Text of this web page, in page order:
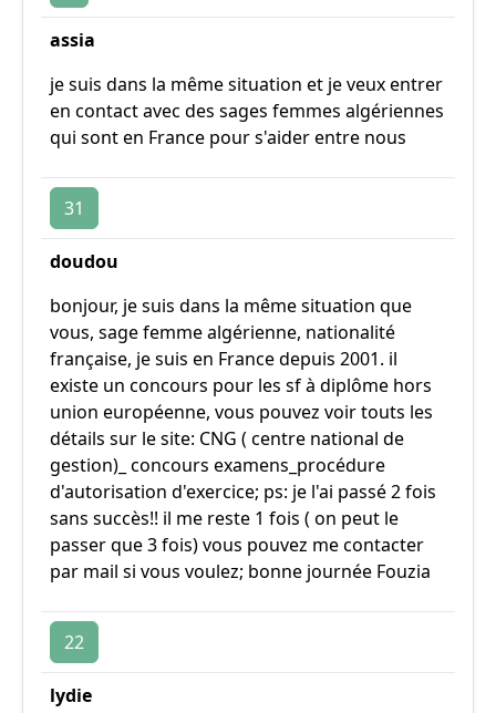
assia
je suis dans la même situation et je veux entrer
en contact avec des sages femmes algériennes
qui sont en France pour s'aider entre nous
31
doudou
bonjour, je suis dans la même situation que
vous, sage femme algérienne, nationalité
française, je suis en France depuis 2001. il
existe un concours pour les sf à diplôme hors
union européenne, vous pouvez voir touts les
détails sur le site: CNG ( centre national de
gestion)_ concours examens_procédure
d'autorisation d'exercice; ps: je l'ai passé 2 fois
sans succès!! il me reste 1 fois ( on peut le
passer que 3 fois) vous pouvez me contacter
par mail si vous voulez; bonne journée Fouzia
22
lydie